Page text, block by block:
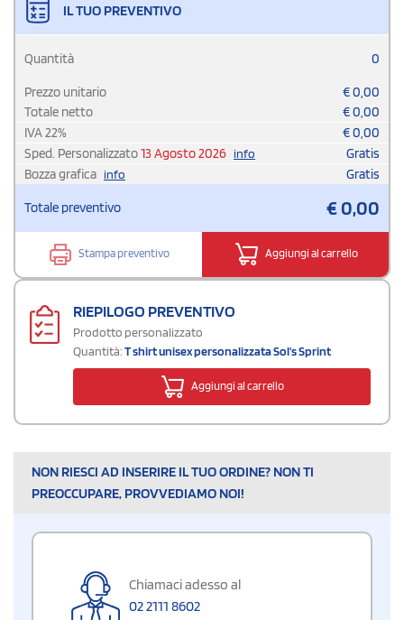
IL TUO PREVENTIVO
Quantità 0
Prezzo unitario €0,00
Totale netto
€0,00
IVA22% €0,00
Sped. Personalizzato13 Agosto 2026 info
Gratis
Bozza grafica info Gratis
Totale preventivo €0,00
Stampa preventivo Aggiungi al carrello
RIEPILOGO PREVENTIVO
Prodotto personalizzato
Quantità:T shirt unisex personalizzata Sol's Sprint
Aggiungi al carrello
NON RIESCI AD INSERIRE IL TUO ORDINE? NON TI
PREOCCUPARE, PROVVEDIAMO NOI!
Chiamaci adesso al
02 2111 8602